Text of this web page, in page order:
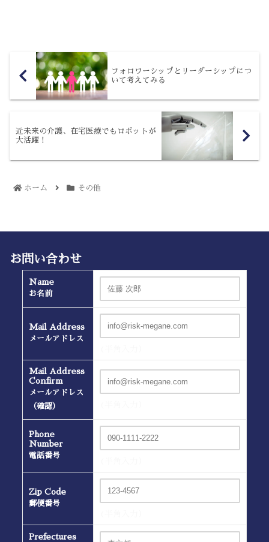
フォロワーシップとリーダーシップにつ
いて考えてみる
近未来の介護、在宅医療でもロボットが
大活躍！
ホーム その他
お問い合わせ
Name
お名前
Mail Address
メールアドレス
Mail Address
Confirm
メールアドレス
（確認）
Phone
Number
電話番号
Zip Code
郵便番号
Prefectures